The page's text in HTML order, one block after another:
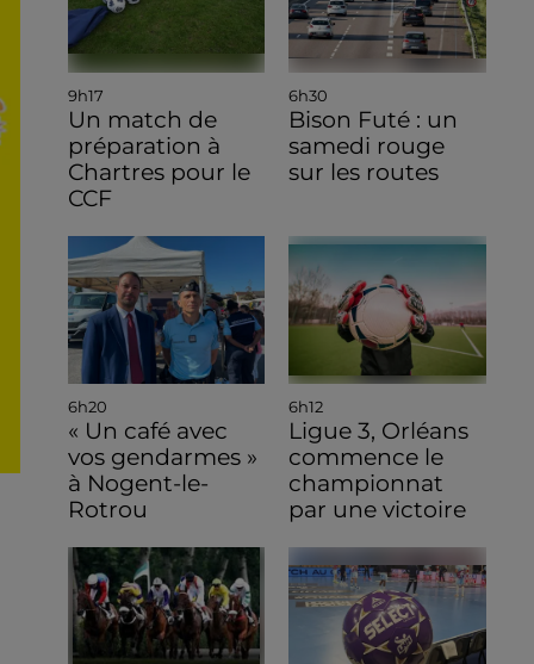
9h17
Un match de
préparation à
Chartres pour le
CCF
6h30
Bison Futé : un
samedi rouge
sur les routes
6h20
« Un café avec
vos gendarmes »
à Nogent-le-
Rotrou
6h12
Ligue 3, Orléans
commence le
championnat
par une victoire